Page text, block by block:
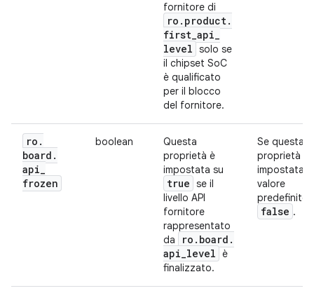
fornitore di
ro . product.
first_api_
level solo se
il chipset SoC
è qualificato
per il blocco
del fornitore.
ro .
board .
api_
frozen
boolean
Questa
proprietà è
impostata su
true se il
livello API
fornitore
rappresentato
da
ro . board .
api_level è
finalizzato.
Se questa
proprietà
impostata, il
valore
predefinito
false .